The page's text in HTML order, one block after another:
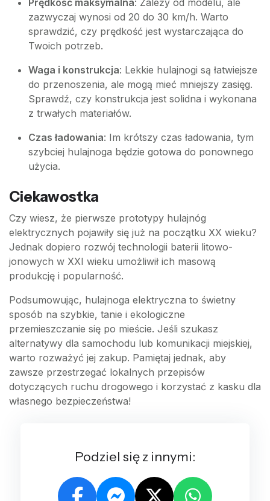
zazwyczaj wynosi od 20 do 30 km/h. Warto
sprawdzić, czy prędkość jest wystarczająca do
Twoich potrzeb.
Waga i konstrukcja: Lekkie hulajnogi są łatwiejsze
do przenoszenia, ale mogą mieć mniejszy zasięg.
Sprawdź, czy konstrukcja jest solidna i wykonana
z trwałych materiałów.
Czas ładowania: Im krótszy czas ładowania, tym
szybciej hulajnoga będzie gotowa do ponownego
użycia.
Ciekawostka
Czy wiesz, że pierwsze prototypy hulajnóg
elektrycznych pojawiły się już na początku XX wieku?
Jednak dopiero rozwój technologii baterii litowo-
jonowych w XXI wieku umożliwił ich masową
produkcję i popularność.
Podsumowując, hulajnoga elektryczna to świetny
sposób na szybkie, tanie i ekologiczne
przemieszczanie się po mieście. Jeśli szukasz
alternatywy dla samochodu lub komunikacji miejskiej,
warto rozważyć jej zakup. Pamiętaj jednak, aby
zawsze przestrzegać lokalnych przepisów
dotyczących ruchu drogowego i korzystać z kasku dla
własnego bezpieczeństwa!
Podziel się z innymi: